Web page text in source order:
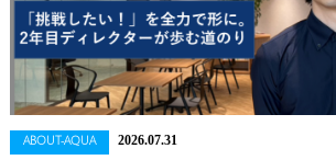
ABOUT-AQUA 2026.07.31